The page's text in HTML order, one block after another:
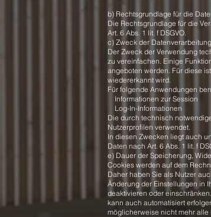
b) Rechtsgrundlage für die
Die Rechtsgrundlage für die
Art. 6 Abs. 1 lit. f DSGVO.
c) Zweck der Datenverarbeitung
Der Zweck der Verwendung
zu vereinfachen. Einige
angeboten werden. Für diese
wiedererkannt wird.
Für folgende Anwendungen
Informationen zur Session
Log-In-Informationen
Die durch technisch
Nutzerprofilen verwendet.
In diesen Zwecken liegt auch
Daten nach Art. 6 Abs. 1 lit. f
e) Dauer der Speicherung,
Cookies werden auf dem
Daher haben Sie als Nutzer
Änderung der Einstellungen in
deaktivieren oder
kann auch automatisiert
möglicherweise nicht mehr alle